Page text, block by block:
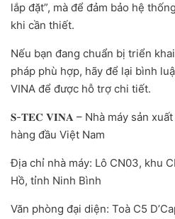
lắp đặt”, mà để đảm bảo hệ
khi cần thiết.
Nếu bạn đang chuẩn bị triển
pháp phù hợp, hãy để lại bình
VINA để được hỗ trợ chi tiết.
𝐒-𝐓𝐄𝐂 𝐕𝐈𝐍𝐀 – Nhà máy sản
hàng đầu Việt Nam
Địa chỉ nhà máy: Lô CN03, khu
Hồ, tỉnh Ninh Bình
Văn phòng đại diện: Toà C5